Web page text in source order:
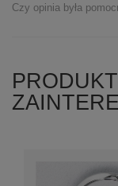
Czy opinia była